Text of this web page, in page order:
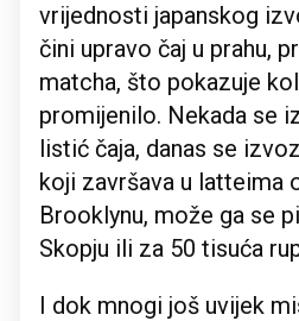
vrijednosti japanskog
čini upravo čaj u prahu,
matcha, što pokazuje
promijenilo. Nekada se
listić čaja, danas se
koji završava u latteima
Brooklynu, može ga se
Skopju ili za 50 tisuća
I dok mnogi još uvijek